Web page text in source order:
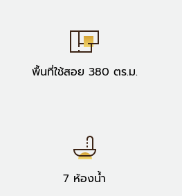
พื้นที่ใช้สอย 380 ตร.ม.
7 ห้องน้ำ